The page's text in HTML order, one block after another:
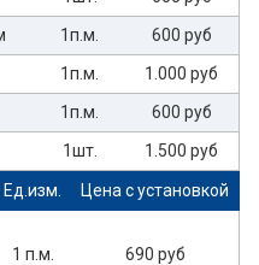
1п.м.
600 руб
1п.м.
1.000 руб
1п.м.
600 руб
1шт. 1.500 руб
Ед.изм.
Цена с установкой
1 п.м. 690 руб